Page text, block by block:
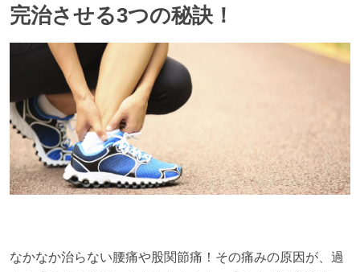
完治させる3つの秘訣！
なかなか治らない腰痛や股関節痛！その痛みの原因が、過